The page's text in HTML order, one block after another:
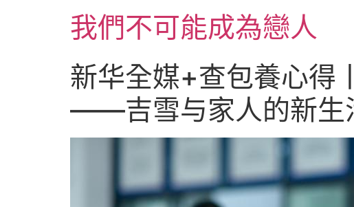
我們不可能成為戀人
新华全媒+查包養心得
——吉雪与家人的新生